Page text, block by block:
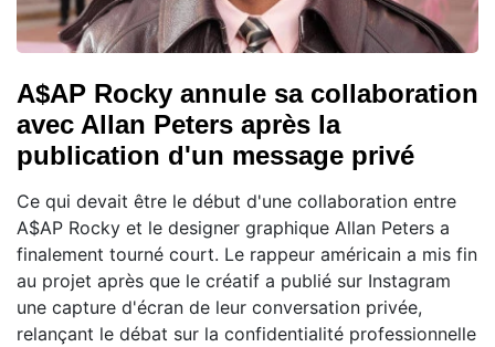
A$AP Rocky annule sa collaboration
avec Allan Peters après la
publication d'un message privé
Ce qui devait être le début d'une collaboration entre
A$AP Rocky et le designer graphique Allan Peters a
finalement tourné court. Le rappeur américain a mis fin
au projet après que le créatif a publié sur Instagram
une capture d'écran de leur conversation privée,
relançant le débat sur la confidentialité professionnelle